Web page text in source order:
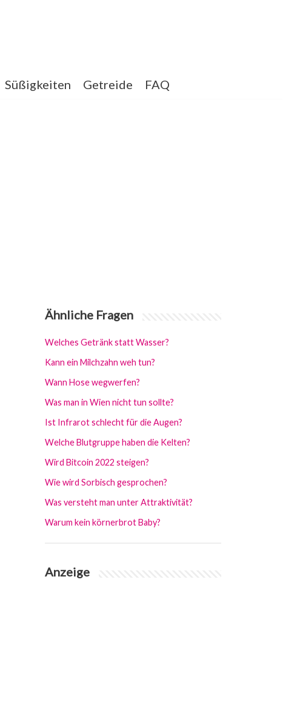
Süßigkeiten Getreide FAQ
Ähnliche Fragen
Welches Getränk statt Wasser?
Kann ein Milchzahn weh tun?
Wann Hose wegwerfen?
Was man in Wien nicht tun sollte?
Ist Infrarot schlecht für die Augen?
Welche Blutgruppe haben die Kelten?
Wird Bitcoin 2022 steigen?
Wie wird Sorbisch gesprochen?
Was versteht man unter Attraktivität?
Warum kein körnerbrot Baby?
Anzeige